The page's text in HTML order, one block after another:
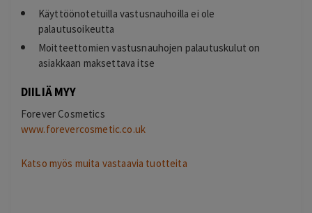
Käyttöönotetuilla vastusnauhoilla ei ole
palautusoikeutta
Moitteettomien vastusnauhojen palautuskulut on
asiakkaan maksettava itse
DIILIÄ MYY
Forever Cosmetics
www.forevercosmetic.co.uk
Katso myös muita vastaavia tuotteita